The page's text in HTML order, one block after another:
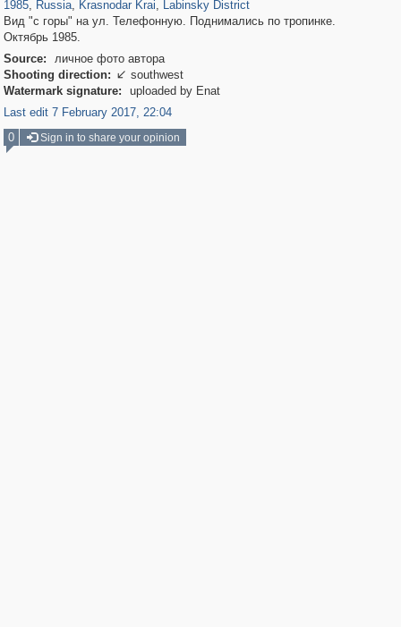
1985, Russia, Krasnodar Krai, Labinsky District
Вид "с горы" на ул. Телефонную. Поднимались по тропинке.
Октябрь 1985.
Source:
личное фото автора
Shooting direction:  southwest
Watermark signature:
uploaded by Enat
Last edit 7 February 2017, 22:04
0
Sign in to share your opinion